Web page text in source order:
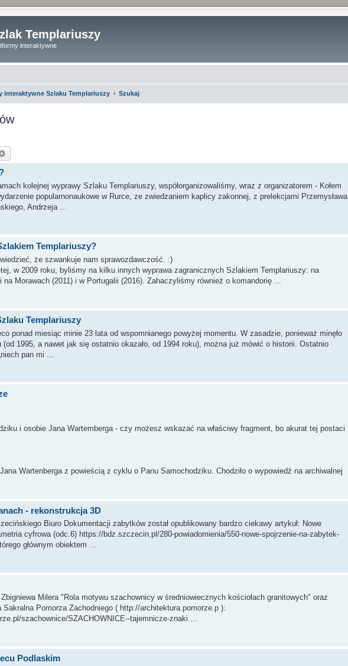
Templariuszy
interaktywne
interaktywne Szlaku Templariuszy Szukaj
kolejnej wyprawy Szlaku Templariuszy, współorganizowaliśmy, wraz z organizatorem - Kołem
popularnonaukowe w Rurce, ze zwiedzaniem kaplicy zakonnej, z prelekcjami Przemysława
Andrzeja ...
Templariuszy?
że szwankuje nam sprawozdawczość. :)
w 2009 roku, byliśmy na kilku innych wyprawa zagranicznych Szlakiem Templariuszy: na
Morawach (2011) i w Portugalii (2016). Zahaczyliśmy również o komandorię ...
Templariuszy
ponad miesiąc minie 23 lata od wspomnianego powyżej momentu. W zasadzie, ponieważ minęło
1995, a nawet jak się ostatnio okazało, od 1994 roku), można już mówić o historii. Ostatnio
pan mi ...
i osobie Jana Wartemberga - czy możesz wskazać na właściwy fragment, bo akurat tej postaci
Wartenberga z powieścią z cyklu o Panu Samochodziku. Chodziło o wypowiedź na archiwalnej
- rekonstrukcja 3D
Biuro Dokumentacji zabytków został opublikowany bardzo ciekawy artykuł: Nowe
cyfrowa (odc.6) https://bdz.szczecin.pl/280-powiadomienia/550-nowe-spojrzenie-na-zabytek-
głównym obiektem ...
Zbigniewa Milera "Rola motywu szachownicy w średniowiecznych kościołach granitowych" oraz
Sakralna Pomorza Zachodniego ( http://architektura.pomorze.p ):
szachownice/SZACHOWNICE--tajemnicze-znaki ...
Podlaskim